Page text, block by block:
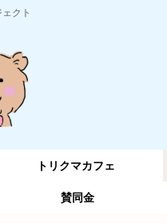
クト
トリクマカフェ
賛同金